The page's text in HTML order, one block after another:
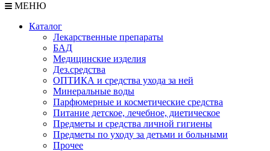
МЕНЮ
Каталог
Лекарственные препараты
БАД
Медицинские изделия
Дез.средства
ОПТИКА и средства ухода за ней
Минеральные воды
Парфюмерные и косметические средства
Питание детское, лечебное, диетическое
Предметы и средства личной гигиены
Предметы по уходу за детьми и больными
Прочее